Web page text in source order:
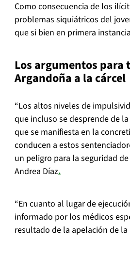
Como consecuencia de los
problemas siquiátricos del
que si bien en primera
Los argumentos para
Argandoña a la cárcel
“Los altos niveles de
que incluso se desprende de
que se manifiesta en la
conducen a estos
un peligro para la seguridad
Andrea Díaz.
“En cuanto al lugar de
informado por los médicos
resultado de la apelación de la